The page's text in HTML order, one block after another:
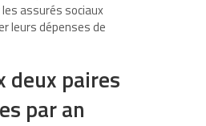
assurés sociaux
leurs dépenses de
deux paires
par an